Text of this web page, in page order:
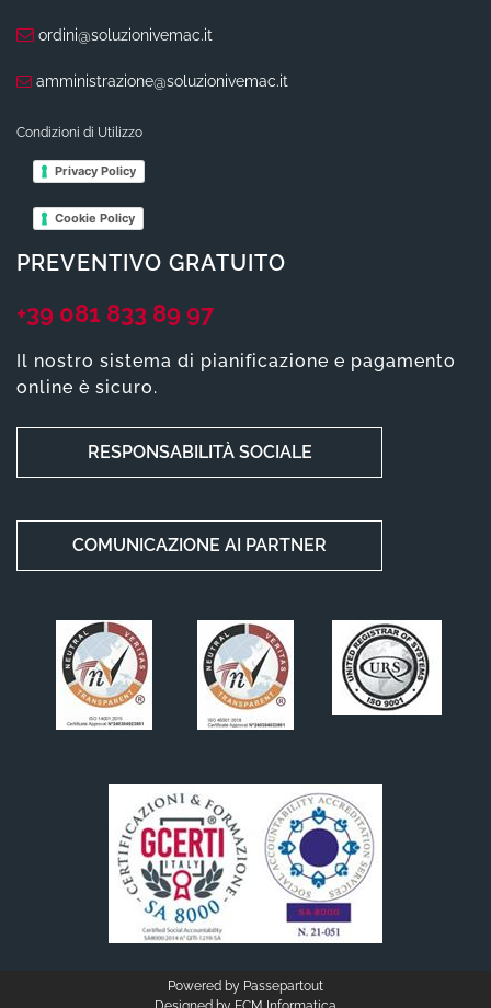
ordini@soluzionivemac.it
amministrazione@soluzionivemac.it
Condizioni di Utilizzo
Privacy Policy
Cookie Policy
PREVENTIVO GRATUITO
+39 081 833 89 97
Il nostro sistema di pianificazione e pagamento
online è sicuro.
RESPONSABILITÀ SOCIALE
COMUNICAZIONE AI PARTNER
Powered by Passepartout